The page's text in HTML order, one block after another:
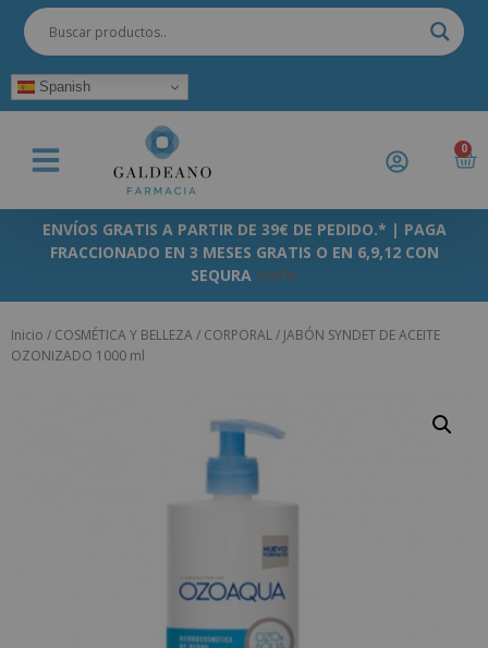
Spanish
0
ENVÍOS GRATIS A PARTIR DE 39€ DE PEDIDO.* | PAGA
FRACCIONADO EN 3 MESES GRATIS O EN 6,9,12 CON
SEQURA +info
Inicio / COSMÉTICA Y BELLEZA/ CORPORAL/ JABÓN SYNDET DE ACEITE
OZONIZADO 1000 ml